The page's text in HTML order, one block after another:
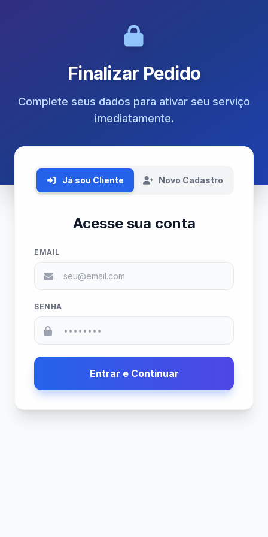
Finalizar Pedido
Complete seus dados para ativar seu serviço
imediatamente.
Já sou Cliente Novo Cadastro
Acesse sua conta
EMAIL
SENHA
Entrar e Continuar